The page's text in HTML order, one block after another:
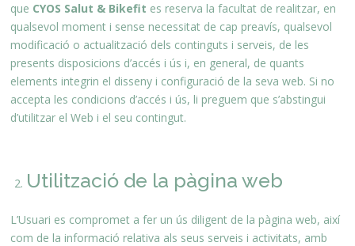
que CYOS Salut & Bikefit es reserva la facultat de realitzar, en
qualsevol moment i sense necessitat de cap preavís, qualsevol
modificació o actualització dels continguts i serveis, de les
presents disposicions d’accés i ús i, en general, de quants
elements integrin el disseny i configuració de la seva web. Si no
accepta les condicions d’accés i ús, li preguem que s’abstingui
d’utilitzar el Web i el seu contingut.
Utilització de la pàgina web
L’Usuari es compromet a fer un ús diligent de la pàgina web, així
com de la informació relativa als seus serveis i activitats, amb